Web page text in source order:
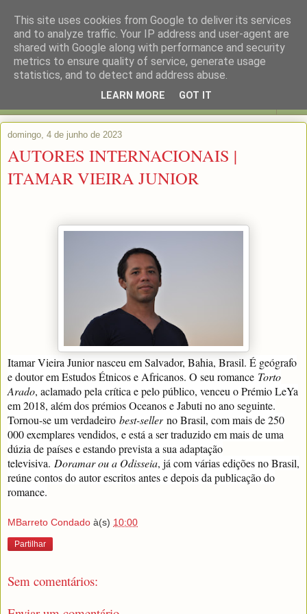
domingo, 4 de junho de 2023
AUTORES INTERNACIONAIS |
ITAMAR VIEIRA JUNIOR
Itamar Vieira Junior nasceu em Salvador, Bahia, Brasil. É geógrafo
e doutor em Estudos Étnicos e Africanos. O seu romance Torto
Arado, aclamado pela crítica e pelo público, venceu o Prémio LeYa
em 2018, além dos prémios Oceanos e Jabuti no ano seguinte.
Tornou-se um verdadeiro best-seller no Brasil, com mais de 250
000 exemplares vendidos, e está a ser traduzido em mais de uma
dúzia de países e estando prevista a sua adaptação
televisiva. Doramar ou a Odisseia, já com várias edições no Brasil,
reúne contos do autor escritos antes e depois da publicação do
romance.
MBarreto Condado à(s) 10:00
Partilhar
Sem comentários:
This site uses cookies from Google to deliver its services
and to analyze traffic. Your IP address and user-agent are
shared with Google along with performance and security
metrics to ensure quality of service, generate usage
statistics, and to detect and address abuse.
LEARN MORE GOT IT